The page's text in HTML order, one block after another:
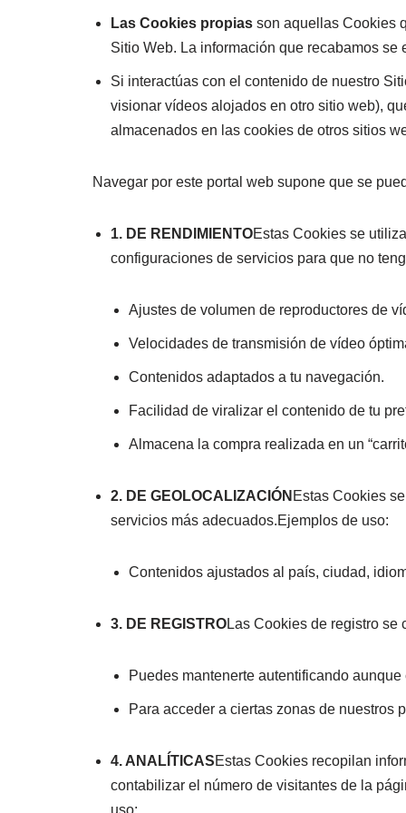
Las Cookies propias son aquellas Cookies
Sitio Web. La información que recabamos
Si interactúas con el contenido de nuestro
visionar vídeos alojados en otro sitio web),
almacenados en las cookies de otros sitios
Navegar por este portal web supone que se
1. DE RENDIMIENTOEstas Cookies se
configuraciones de servicios para que no
Ajustes de volumen de reproductores de
Velocidades de transmisión de vídeo
Contenidos adaptados a tu navegación.
Facilidad de viralizar el contenido de tu
Almacena la compra realizada en un
2. DE GEOLOCALIZACIÓN Estas Cookies
servicios más adecuados.Ejemplos de uso:
Contenidos ajustados al país, ciudad,
3. DE REGISTROLas Cookies de registro
Puedes mantenerte autentificando
Para acceder a ciertas zonas de nuestros
4. ANALÍTICASEstas Cookies recopilan
contabilizar el número de visitantes de la
uso: